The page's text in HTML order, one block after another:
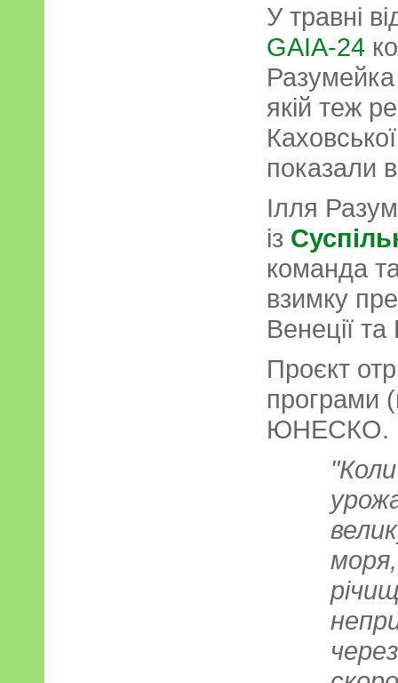
У травні
GAIA-24
якій теж
показали
Ілля
із
команда
взимку
Венеції та
Проєкт
програми
ЮНЕСКО.